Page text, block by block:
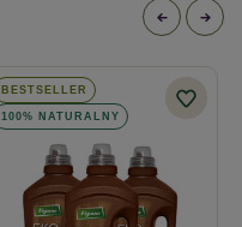
BESTSELLER
100% NATURALNY